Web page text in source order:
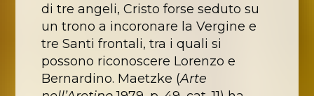
di tre angeli, Cristo forse seduto su
un trono a incoronare la Vergine e
tre Santi frontali, tra i quali si
possono riconoscere Lorenzo e
Bernardino. Maetzke (Arte